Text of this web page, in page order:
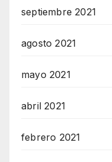
septiembre 2021
agosto 2021
mayo 2021
abril 2021
febrero 2021